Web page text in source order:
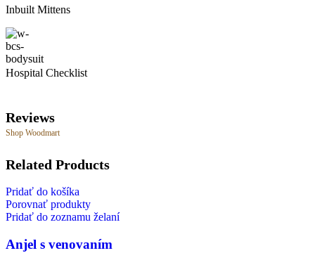
Inbuilt Mittens
Hospital Checklist
Reviews
Shop Woodmart
Related Products
Pridať do košíka
Porovnať produkty
Pridať do zoznamu želaní
Anjel s venovaním